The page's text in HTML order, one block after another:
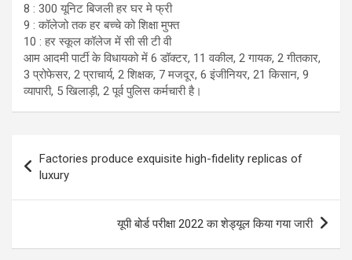
8 : 300 यूनिट बिजली हर घर मे फ्री
9 : कॉलेजो तक हर बच्चे को शिक्षा मुफ्त
10 : हर स्कूल कॉलेज में सी सी टी वी
आम आदमी पार्टी के विधायको में 6 डॉक्टर, 11 वकील, 2 गायक, 2 गीतकार,
3 प्रोफेसर, 2 प्राचार्य, 2 शिक्षक, 7 मजदूर, 6 इंजीनियर, 21 किसान, 9
व्यापारी, 5 खिलाड़ी, 2 पूर्व पुलिस कर्मचारी है।
navigation
Factories produce exquisite high-fidelity replicas of
luxury
यूपी बोर्ड परीक्षा 2022 का शेड्यूल किया गया जारी